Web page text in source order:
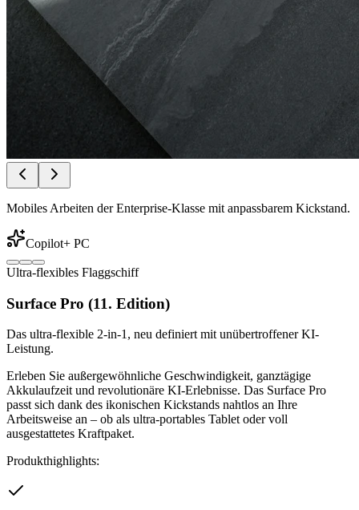
Mobiles Arbeiten der Enterprise-Klasse mit anpassbarem Kickstand.
Copilot+ PC
Ultra-flexibles Flaggschiff
Surface Pro (11. Edition)
Das ultra-flexible 2-in-1, neu definiert mit unübertroffener KI-
Leistung.
Erleben Sie außergewöhnliche Geschwindigkeit, ganztägige
Akkulaufzeit und revolutionäre KI-Erlebnisse. Das Surface Pro
passt sich dank des ikonischen Kickstands nahtlos an Ihre
Arbeitsweise an – ob als ultra-portables Tablet oder voll
ausgestattetes Kraftpaket.
Produkthighlights: